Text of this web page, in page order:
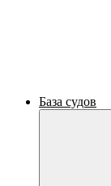
База судов